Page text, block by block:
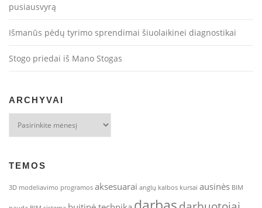
pusiausvyrą
Išmanūs pėdų tyrimo sprendimai šiuolaikinei diagnostikai
Stogo priedai iš Mano Stogas
ARCHYVAI
TEMOS
3D modeliavimo programos aksesuarai anglų kalbos kursai ausinės BIM